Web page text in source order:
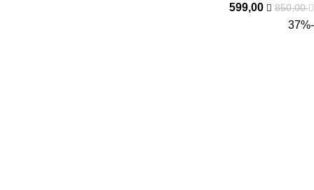
850,00
599,00
-37%